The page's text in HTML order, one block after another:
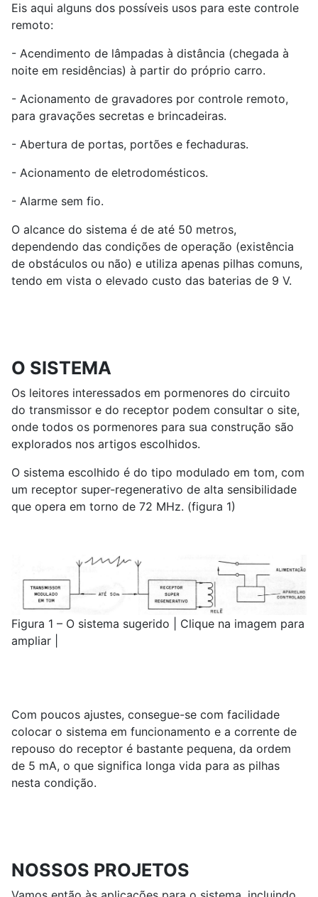
Eis aqui alguns dos possíveis usos para este controle
remoto:
- Acendimento de lâmpadas à distância (chegada à
noite em residências) à partir do próprio carro.
- Acionamento de gravadores por controle remoto,
para gravações secretas e brincadeiras.
- Abertura de portas, portões e fechaduras.
- Acionamento de eletrodomésticos.
- Alarme sem fio.
O alcance do sistema é de até 50 metros,
dependendo das condições de operação (existência
de obstáculos ou não) e utiliza apenas pilhas comuns,
tendo em vista o elevado custo das baterias de 9 V.
O SISTEMA
Os leitores interessados em pormenores do circuito
do transmissor e do receptor podem consultar o site,
onde todos os pormenores para sua construção são
explorados nos artigos escolhidos.
O sistema escolhido é do tipo modulado em tom, com
um receptor super-regenerativo de alta sensibilidade
que opera em torno de 72 MHz. (figura 1)
Figura 1 – O sistema sugerido | Clique na imagem para
ampliar |
Com poucos ajustes, consegue-se com facilidade
colocar o sistema em funcionamento e a corrente de
repouso do receptor é bastante pequena, da ordem
de 5 mA, o que significa longa vida para as pilhas
nesta condição.
NOSSOS PROJETOS